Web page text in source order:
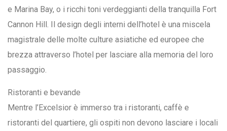
e Marina Bay, o i ricchi toni verdeggianti della tranquilla Fort
Cannon Hill. Il design degli interni dell’hotel è una miscela
magistrale delle molte culture asiatiche ed europee che
brezza attraverso l’hotel per lasciare alla memoria del loro
passaggio.
Ristoranti e bevande
Mentre l’Excelsior è immerso tra i ristoranti, caffè e
ristoranti del quartiere, gli ospiti non devono lasciare i locali